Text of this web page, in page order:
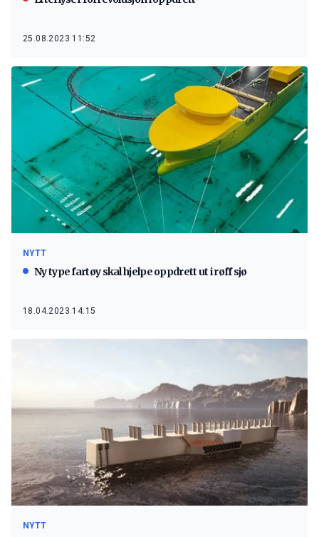
25.08.2023 11:52
NYTT
Ny type fartøy skal hjelpe oppdrett ut i røff sjø
18.04.2023 14:15
NYTT